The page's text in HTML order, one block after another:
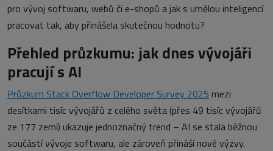
pro vývoj softwaru, webů či e-shopů a jak s umělou inteligencí
pracovat tak, aby přinášela skutečnou hodnotu?
Přehled průzkumu: jak dnes vývojáři
pracují s AI
Průzkum Stack Overflow Developer Survey 2025 mezi
desítkami tisíc vývojářů z celého světa (přes 49 tisíc vývojářů
ze 177 zemí) ukazuje jednoznačný trend – AI se stala běžnou
součástí vývoje softwaru, ale zároveň přináší nové výzvy.